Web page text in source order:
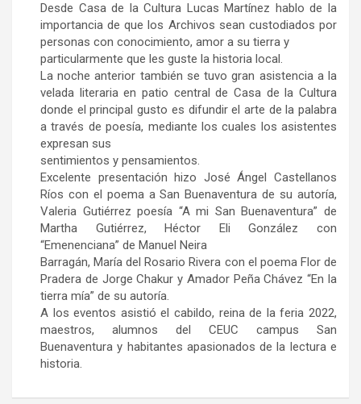
Desde Casa de la Cultura Lucas Martínez hablo de la
importancia de que los Archivos sean custodiados por
personas con conocimiento, amor a su tierra y
particularmente que les guste la historia local.
La noche anterior también se tuvo gran asistencia a la
velada literaria en patio central de Casa de la Cultura
donde el principal gusto es difundir el arte de la palabra
a través de poesía, mediante los cuales los asistentes
expresan sus
sentimientos y pensamientos.
Excelente presentación hizo José Ángel Castellanos
Ríos con el poema a San Buenaventura de su autoría,
Valeria Gutiérrez poesía “A mi San Buenaventura” de
Martha Gutiérrez, Héctor Eli González con
“Emenenciana” de Manuel Neira
Barragán, María del Rosario Rivera con el poema Flor de
Pradera de Jorge Chakur y Amador Peña Chávez “En la
tierra mía” de su autoría.
A los eventos asistió el cabildo, reina de la feria 2022,
maestros, alumnos del CEUC campus San
Buenaventura y habitantes apasionados de la lectura e
historia.